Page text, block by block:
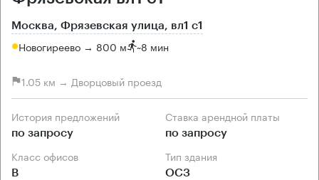
Москва, Фрязевская улица, вл1 с1
Новогиреево → 800 м ~8 мин
1.05 км → Дворцовый проезд
История предложений
по запросу
Ставка арендной платы
по запросу
Класс офисов
B
Тип здания
ОСЗ